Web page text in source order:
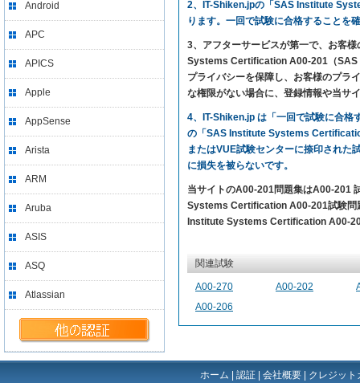
Android
APC
APICS
Apple
AppSense
Arista
ARM
Aruba
ASIS
ASQ
Atlassian
2、IT-Shiken.jpの「SAS Institute
ります。一回で試験に合格することを
3、アフターサービスが第一で、お客
Systems Certification A00-201（SAS
プライバシーを保障し、お客様のプラ
な権限がない場合に、登録情報や当サ
4、IT-Shiken.jp は「一回で試験に合格
の「SAS Institute Systems
またはVUE試験センターに捺印された
に損失を被らないです。
当サイトのA00-201問題集はA00-201
Systems Certification A00-201試験問
Institute Systems Certification A00-
関連試験
A00-270 A00-202
A00-206
ホーム 認証 会社概要 クレジッ